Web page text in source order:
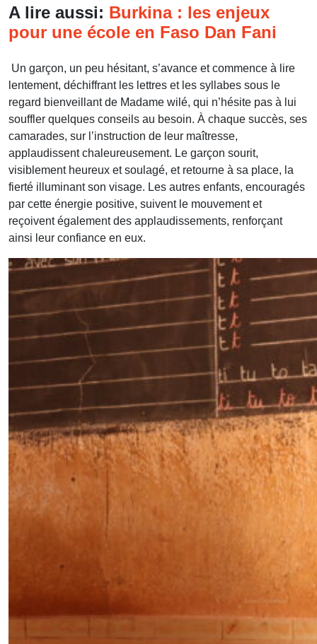
A lire aussi: Burkina : les enjeux
pour une école en Faso Dan Fani
Un garçon, un peu hésitant, s’avance et commence à lire
lentement, déchiffrant les lettres et les syllabes sous le
regard bienveillant de Madame wilé, qui n’hésite pas à lui
souffler quelques conseils au besoin. À chaque succès, ses
camarades, sur l’instruction de leur maîtresse,
applaudissent chaleureusement. Le garçon sourit,
visiblement heureux et soulagé, et retourne à sa place, la
fierté illuminant son visage. Les autres enfants, encouragés
par cette énergie positive, suivent le mouvement et
reçoivent également des applaudissements, renforçant
ainsi leur confiance en eux.